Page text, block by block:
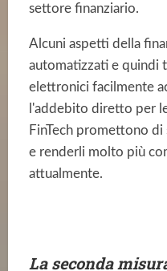
settore finanziario.
Alcuni aspetti della
automatizzati e quindi
elettronici facilmente
l'addebito diretto per
FinTech promettono
e renderli molto più
attualmente.
La seconda